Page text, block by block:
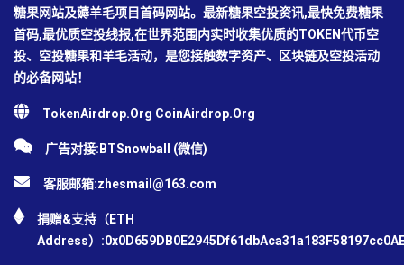
糖果网站及薅羊毛项目首码网站。最新糖果空投资讯,最快免费糖果
首码,最优质空投线报,在世界范围内实时收集优质的TOKEN代币空
投、空投糖果和羊毛活动，是您接触数字资产、区块链及空投活动
的必备网站！
TokenAirdrop.Org CoinAirdrop.Org
广告对接:BTSnowball (微信)
客服邮箱:zhesmail@163.com
捐赠&支持（ETH
Address）